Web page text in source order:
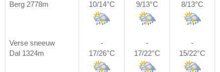
Berg 2778m
10/14°C
9/13°C
8/13°C
Verse sneeuw
Dal 1324m
-
17/26°C
-
17/22°C
-
15/22°C